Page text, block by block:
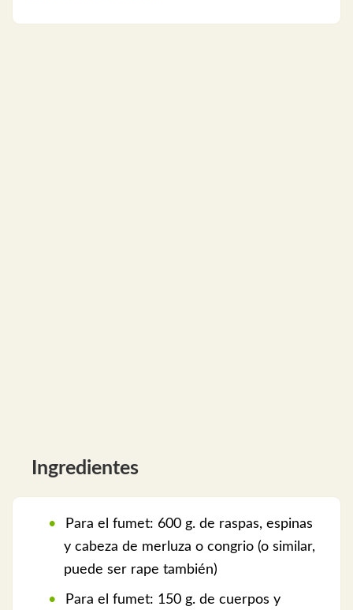
Ingredientes
Para el fumet: 600 g. de raspas, espinas
y cabeza de merluza o congrio (o similar,
puede ser rape también)
Para el fumet: 150 g. de cuerpos y